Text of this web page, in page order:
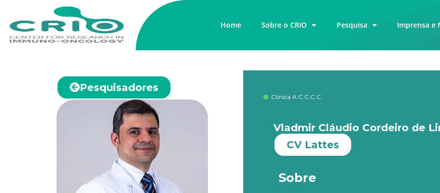
Home Sobre o CRIO Pesquisa Imprensa e
Pesquisadores
Clínica A.C.C.C.C.
Vladmir Cláudio Cordeiro de
CV Lattes
Sobre